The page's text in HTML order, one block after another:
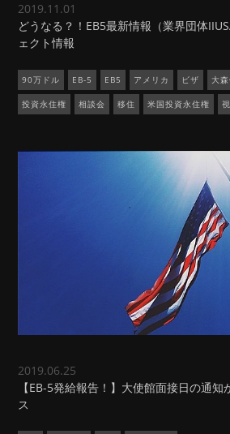
2019.11.01
どうなる？！EB5最新情報（業界団体
ェクト情報
90万ドル EB-5 EB5 アメリカ ビザ 大
投資永住権 相談会 移住 米国投資永住権
2019.06.25
【EB-5発給報告！】大使館面接日の通
ス